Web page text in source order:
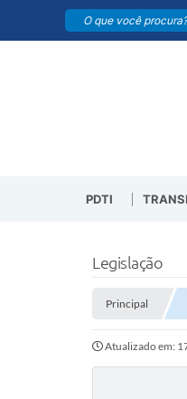
PDTI
Legislação
Principal
Atualizado em: